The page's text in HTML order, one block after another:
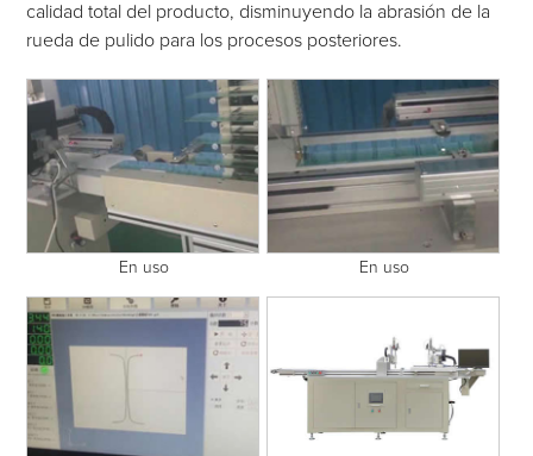
calidad total del producto, disminuyendo la abrasión de la
rueda de pulido para los procesos posteriores.
En uso En uso